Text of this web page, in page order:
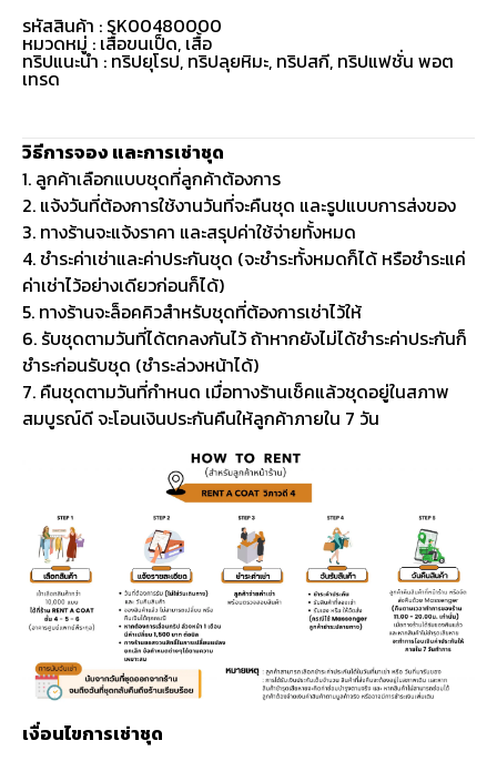
รหัสสินค้า : SK00480000
หมวดหมู่ : เสื้อขนเป็ด, เสื้อ
ทริปแนะนำ : ทริปยุโรป, ทริปลุยหิมะ, ทริปสกี, ทริปแฟชั่น พอต
เทรด
วิธีการจอง และการเช่าชุด
1. ลูกค้าเลือกแบบชุดที่ลูกค้าต้องการ
2. แจ้งวันที่ต้องการใช้งานวันที่จะคืนชุด และรูปแบบการส่งของ
3. ทางร้านจะแจ้งราคา และสรุปค่าใช้จ่ายทั้งหมด
4. ชำระค่าเช่าและค่าประกันชุด (จะชำระทั้งหมดก็ได้ หรือชำระแค่
ค่าเช่าไว้อย่างเดียวก่อนก็ได้)
5. ทางร้านจะล็อคคิวสำหรับชุดที่ต้องการเช่าไว้ให้
6. รับชุดตามวันที่ได้ตกลงกันไว้ ถ้าหากยังไม่ได้ชำระค่าประกันก็
ชำระก่อนรับชุด (ชำระล่วงหน้าได้)
7. คืนชุดตามวันที่กำหนด เมื่อทางร้านเช็คแล้วชุดอยู่ในสภาพ
สมบูรณ์ดี จะโอนเงินประกันคืนให้ลูกค้าภายใน 7 วัน
เงื่อนไขการเช่าชุด